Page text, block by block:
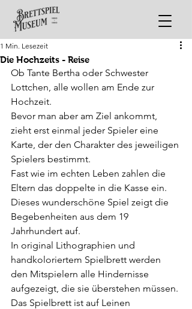
Die Hochzeits - Reise
1 Min. Lesezeit
Ob Tante Bertha oder Schwester
Lottchen, alle wollen am Ende zur
Hochzeit.
Bevor man aber am Ziel ankommt,
zieht erst einmal jeder Spieler eine
Karte, der den Charakter des jeweiligen
Spielers bestimmt.
Fast wie im echten Leben zahlen die
Eltern das doppelte in die Kasse ein.
Dieses wunderschöne Spiel zeigt die
Begebenheiten aus dem 19
Jahrhundert auf.
In original Lithographien und
handkoloriertem Spielbrett werden
den Mitspielern alle Hindernisse
aufgezeigt, die sie überstehen müssen.
Das Spielbrett ist auf Leinen